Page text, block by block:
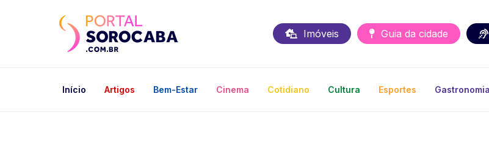
Imóveis Guia da cidade
Início Artigos Bem-Estar Cinema Cotidiano Cultura Esportes Gastronomia